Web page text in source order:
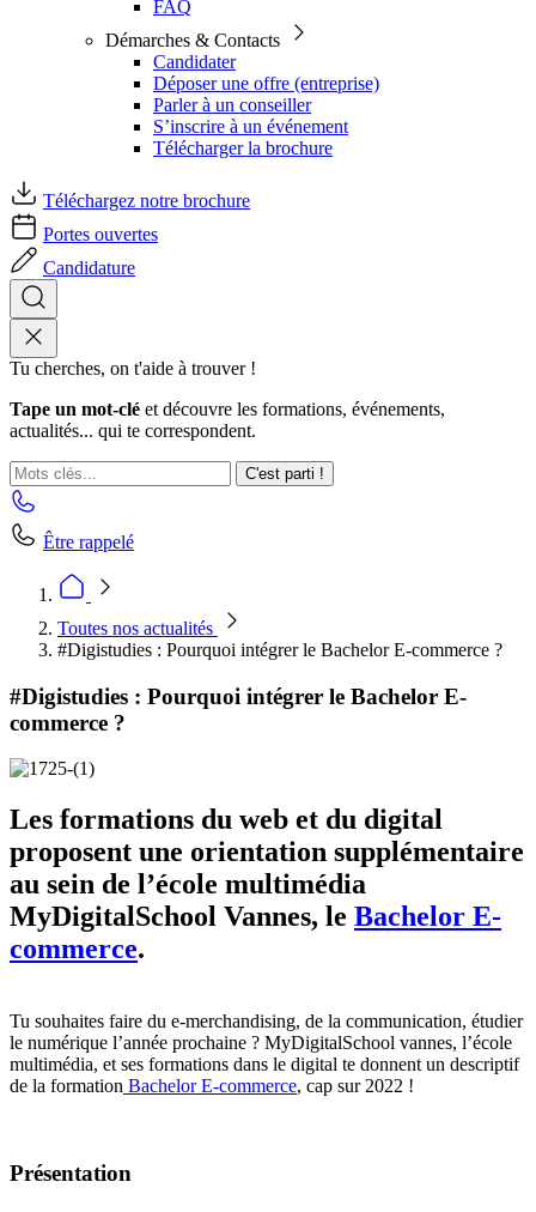
FAQ
Démarches & Contacts
Candidater
Déposer une offre (entreprise)
Parler à un conseiller
S’inscrire à un événement
Télécharger la brochure
Téléchargez notre brochure
Portes ouvertes
Candidature
Tu cherches, on t'aide à trouver !
Tape un mot-clé et découvre les formations, événements,
actualités... qui te correspondent.
C'est parti !
Être rappelé
Toutes nos actualités
#Digistudies : Pourquoi intégrer le Bachelor E-commerce ?
#Digistudies : Pourquoi intégrer le Bachelor E-
commerce ?
Les formations du web et du digital
proposent une orientation supplémentaire
au sein de l’école multimédia
MyDigitalSchool Vannes, le Bachelor E-
commerce.
Tu souhaites faire du e-merchandising, de la communication, étudier
le numérique l’année prochaine ? MyDigitalSchool vannes, l’école
multimédia, et ses formations dans le digital te donnent un descriptif
de la formation Bachelor E-commerce, cap sur 2022 !
Présentation